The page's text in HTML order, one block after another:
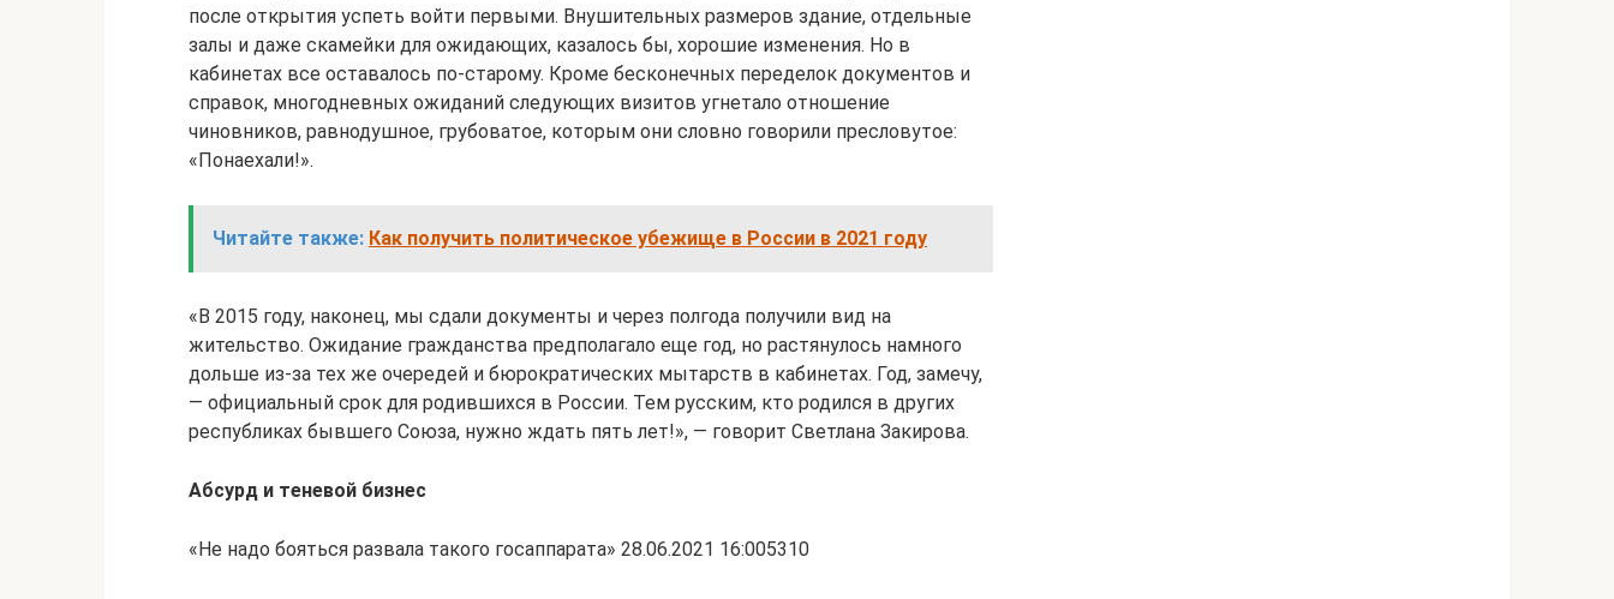
после открытия успеть войти первыми. Внушительных размеров здание, отдельные
залы и даже скамейки для ожидающих, казалось бы, хорошие изменения. Но в
кабинетах все оставалось по-старому. Кроме бесконечных переделок документов и
справок, многодневных ожиданий следующих визитов угнетало отношение
чиновников, равнодушное, грубоватое, которым они словно говорили пресловутое:
«Понаехали!».
Читайте также: Как получить политическое убежище в России в 2021 году
«В 2015 году, наконец, мы сдали документы и через полгода получили вид на
жительство. Ожидание гражданства предполагало еще год, но растянулось намного
дольше из-за тех же очередей и бюрократических мытарств в кабинетах. Год, замечу,
— официальный срок для родившихся в России. Тем русским, кто родился в других
республиках бывшего Союза, нужно ждать пять лет!», — говорит Светлана Закирова.
Абсурд и теневой бизнес
«Не надо бояться развала такого госаппарата» 28.06.2021 16:005310